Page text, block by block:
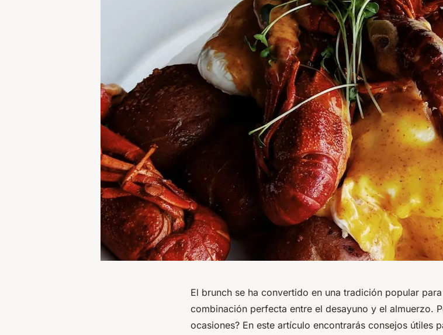
El brunch se ha convertido en una tradición popular
combinación perfecta entre el desayuno y el almuerzo.
ocasiones? En este artículo encontrarás consejos útiles